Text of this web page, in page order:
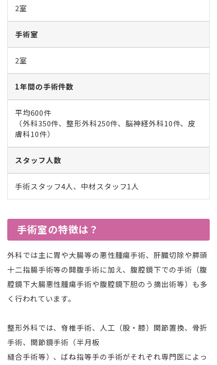
2室
手術室
2室
1年間の手術件数
平均600件
（外科350件、整形外科250件、脳神経外科10件、皮
膚科10件）
スタッフ人数
手術スタッフ4人、中材スタッフ1人
手術室の特徴は？
外科では主に胃や大腸等の悪性腫瘍手術、肝臓切除や膵頭
十二指腸手術等の開腹手術に加え、腹腔鏡下での手術（腹
腔鏡下大腸悪性腫瘍手術や腹腔鏡下胆のう摘出術等）も多
く行われています。
整形外科では、脊椎手術、人工（股・膝）関節置換、骨折
手術、関節鏡手術（半月板
縫合手術等）、ばね指等手の手術がそれぞれ専門医によっ